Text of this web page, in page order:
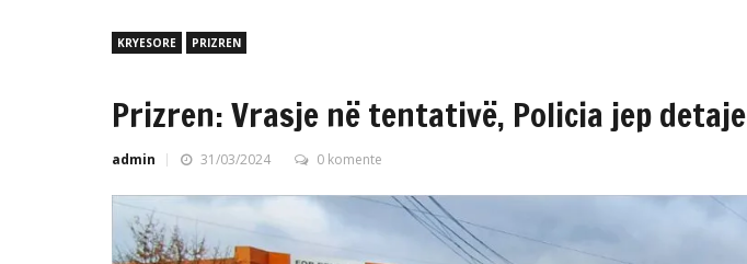
KRYESORE PRIZREN
Prizren: Vrasje në tentativë, Policia jep detaje
admin 31/03/2024 0 komente